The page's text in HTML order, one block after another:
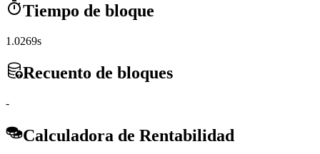
Tiempo de bloque
1.0269s
Recuento de bloques
-
Calculadora de Rentabilidad